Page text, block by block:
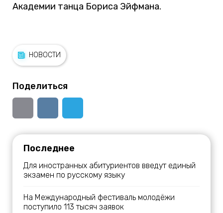
Академии танца Бориса Эйфмана.
НОВОСТИ
Поделиться
Последнее
Для иностранных абитуриентов введут единый
экзамен по русскому языку
На Международный фестиваль молодёжи
поступило 113 тысяч заявок